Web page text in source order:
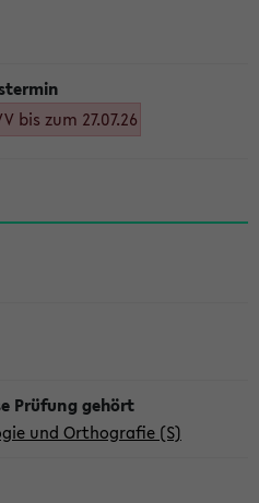
bis zum 27.07.26
und Orthografie (S)